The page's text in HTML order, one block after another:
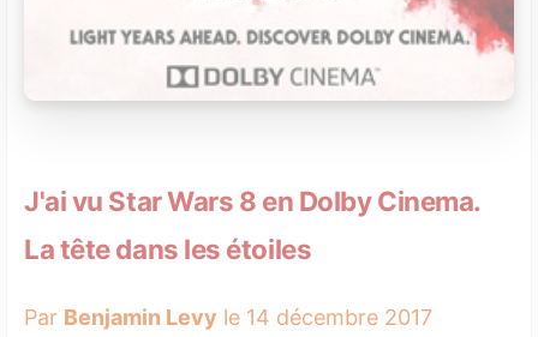
J'ai vu Star Wars 8 en Dolby Cinema.
La tête dans les étoiles
Par Benjamin Levy le 14 décembre 2017